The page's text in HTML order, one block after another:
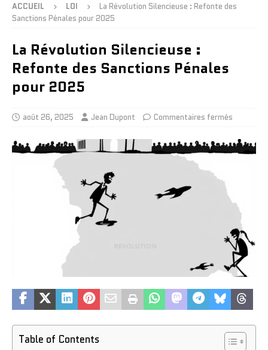
ACCUEIL LOI
La Révolution Silencieuse : Refonte des
Sanctions Pénales pour 2025
La Révolution Silencieuse :
Refonte des Sanctions Pénales
pour 2025
août 26, 2025 Jean Dupont Commentaires fermés
Table of Contents